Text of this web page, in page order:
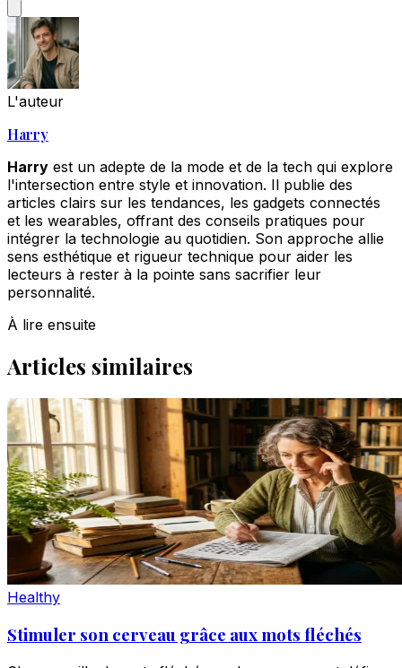
L'auteur
Harry
Harry est un adepte de la mode et de la tech qui explore
l'intersection entre style et innovation. Il publie des
articles clairs sur les tendances, les gadgets connectés
et les wearables, offrant des conseils pratiques pour
intégrer la technologie au quotidien. Son approche allie
sens esthétique et rigueur technique pour aider les
lecteurs à rester à la pointe sans sacrifier leur
personnalité.
À lire ensuite
Articles similaires
Healthy
Stimuler son cerveau grâce aux mots fléchés